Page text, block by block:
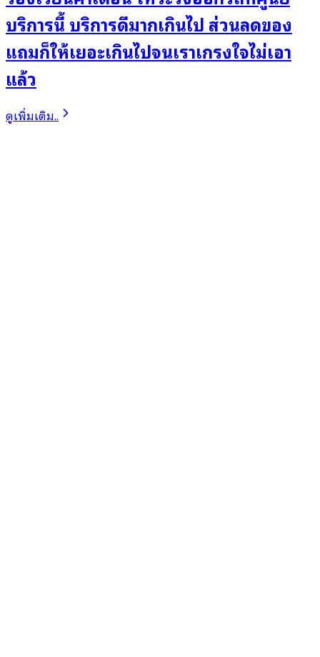
บริการนี้ บริการดีมากเกินไป ส่วนลดของ
แถมก็ให้เยอะเกินไปจนเราเกรงใจไม่เอา
แล้ว
ดูเพิ่มเติม..